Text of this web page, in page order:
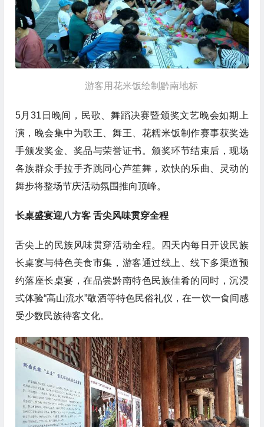
游客用花米饭绘制黔南地标
5月31日晚间，民歌、舞蹈决赛暨颁奖文艺晚会如期上
演，晚会集中为歌王、舞王、花糯米饭制作赛事获奖选
手颁发奖金、奖品与荣誉证书。颁奖环节结束后，现场
各族群众手拉手齐跳同心芦笙舞，欢快的乐曲、灵动的
舞步将整场节庆活动氛围推向顶峰。
长桌盛宴迎八方客 舌尖风味贯穿全程
舌尖上的民族风味贯穿活动全程。四天内每日开设民族
长桌宴与特色美食市集，游客通过线上、线下多渠道预
约落座长桌宴，在品尝黔南特色民族佳肴的同时，沉浸
式体验“高山流水”敬酒等特色民俗礼仪，在一饮一食间感
受少数民族待客文化。